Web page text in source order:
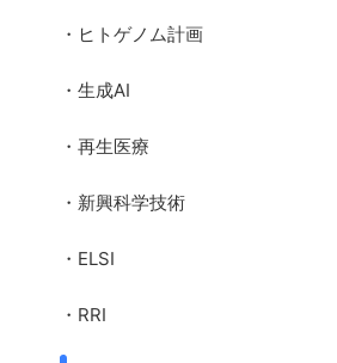
・ヒトゲノム計画
・生成AI
・再生医療
・新興科学技術
・ELSI
・RRI